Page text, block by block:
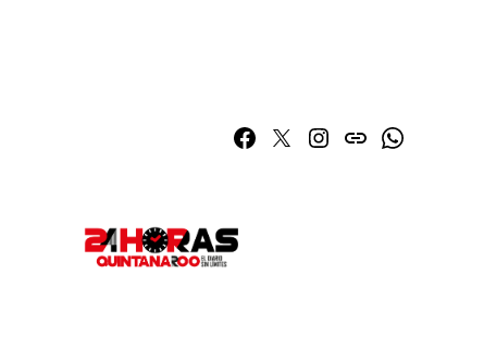
Facebook
TwitterInstagram
issuuWhatsapp